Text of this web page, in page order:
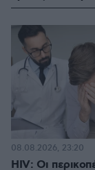
HIV: Οι
08.08.2026, 23:20